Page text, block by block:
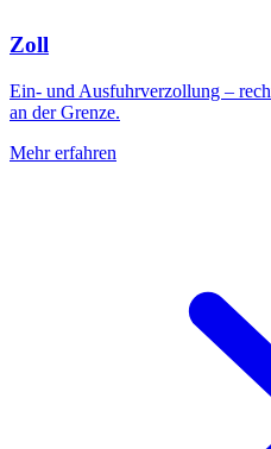
Zoll
Ein- und Ausfuhrverzollung –
an der Grenze.
Mehr erfahren